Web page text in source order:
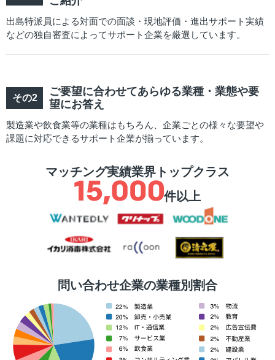
出島特派員による対面での面談・現地評価・進出サポート実績
などの独自審査によってサポート企業を厳選しています。
ご要望に合わせてあらゆる業種・業態や要
望にお答え
製造業や飲食業等の業種はもちろん、企業ごとの様々な要望や
課題に対応できるサポート企業が揃っています。
マッチング実績業界トップクラス
件以上
問い合わせ企業の業種別割合